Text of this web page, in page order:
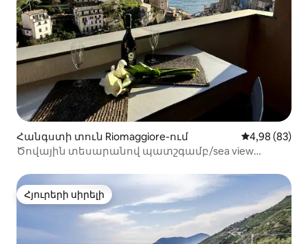
Հանգստի տուն Riomaggiore-ում Միջին
4,98 (83)
Ծովային տեսարանով պատշգամբ/sea view
Հյուրերի սիրելի
Հյուրերի սիրելի